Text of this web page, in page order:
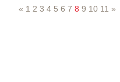
« 1 2 3 4 5 6 7 8 9 10 11 »